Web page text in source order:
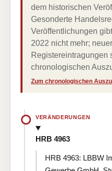
dem historischen
Gesonderte
Veröffentlichungen
2022 nicht mehr;
Registereintragungen
chronologischen
Zum chronologischen
VERÄNDERUNGEN
HRB 4963
HRB 4963: LBBW